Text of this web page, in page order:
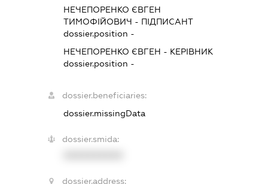
НЕЧЕПОРЕНКО ЄВГЕН
ТИМОФІЙОВИЧ - ПІДПИСАНТ
dossier.position -
НЕЧЕПОРЕНКО ЄВГЕН - КЕРІВНИК
dossier.position -
dossier.beneficiaries:
dossier.missingData
dossier.smida:
dossier.address: